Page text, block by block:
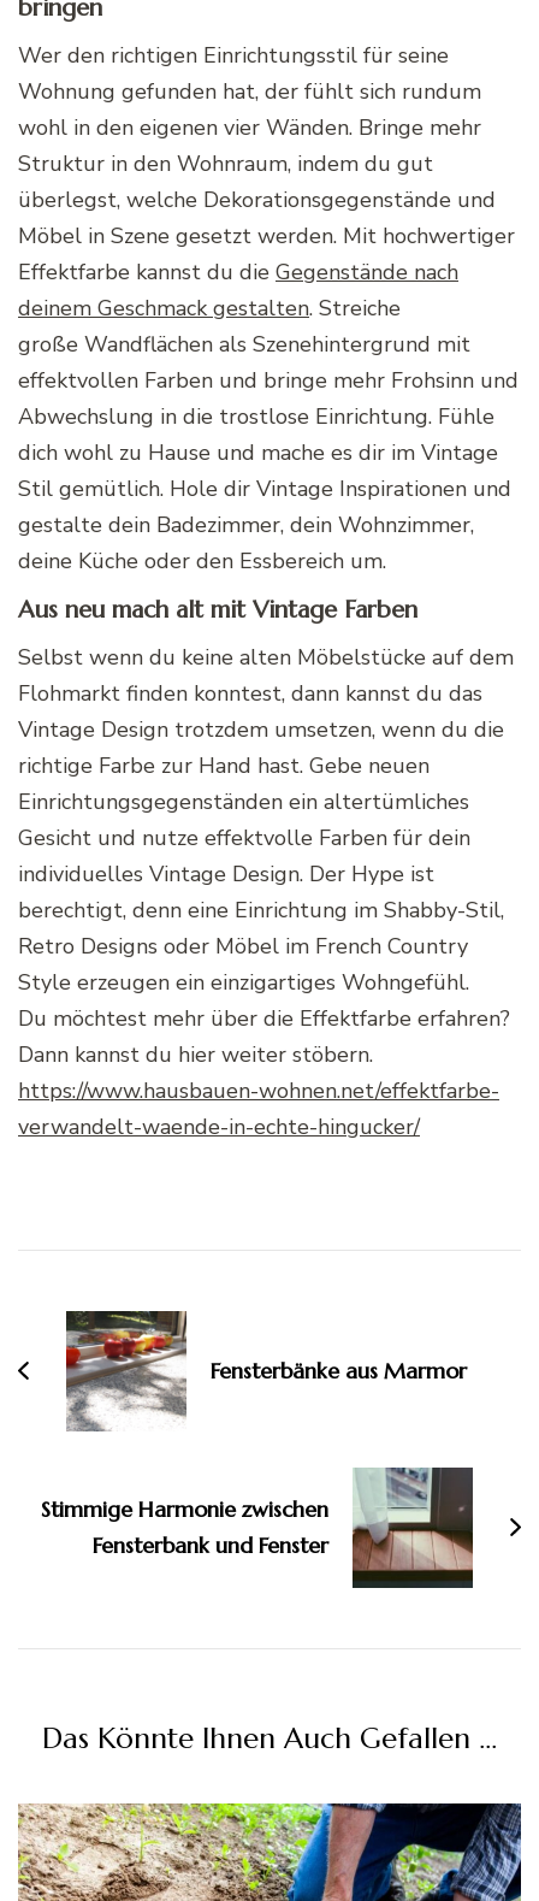
bringen
Wer den richtigen Einrichtungsstil für seine
Wohnung gefunden hat, der fühlt sich rundum
wohl in den eigenen vier Wänden. Bringe mehr
Struktur in den Wohnraum, indem du gut
überlegst, welche Dekorationsgegenstände und
Möbel in Szene gesetzt werden. Mit hochwertiger
Effektfarbe kannst du die Gegenstände nach
deinem Geschmack gestalten. Streiche
große Wandflächen als Szenehintergrund mit
effektvollen Farben und bringe mehr Frohsinn und
Abwechslung in die trostlose Einrichtung. Fühle
dich wohl zu Hause und mache es dir im Vintage
Stil gemütlich. Hole dir Vintage Inspirationen und
gestalte dein Badezimmer, dein Wohnzimmer,
deine Küche oder den Essbereich um.
Aus neu mach alt mit Vintage Farben
Selbst wenn du keine alten Möbelstücke auf dem
Flohmarkt finden konntest, dann kannst du das
Vintage Design trotzdem umsetzen, wenn du die
richtige Farbe zur Hand hast. Gebe neuen
Einrichtungsgegenständen ein altertümliches
Gesicht und nutze effektvolle Farben für dein
individuelles Vintage Design. Der Hype ist
berechtigt, denn eine Einrichtung im Shabby-Stil,
Retro Designs oder Möbel im French Country
Style erzeugen ein einzigartiges Wohngefühl.
Du möchtest mehr über die Effektfarbe erfahren?
Dann kannst du hier weiter stöbern.
https://www.hausbauen-wohnen.net/effektfarbe-
verwandelt-waende-in-echte-hingucker/
Fensterbänke aus Marmor
Stimmige Harmonie zwischen
Fensterbank und Fenster
Das Könnte Ihnen Auch Gefallen …